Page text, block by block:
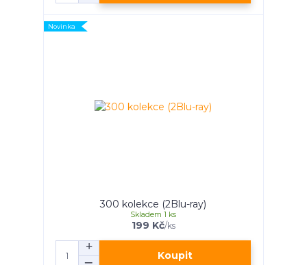
Novinka
300 kolekce (2Blu-ray)
199 Kč/ks
Skladem 1 ks
Koupit